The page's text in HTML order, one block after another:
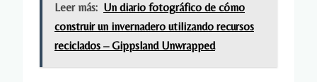
Leer más: Un diario fotográfico de cómo
construir un invernadero utilizando recursos
reciclados – Gippsland Unwrapped